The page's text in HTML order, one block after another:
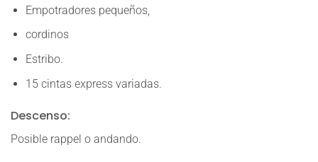
Empotradores pequeños,
cordinos
Estribo.
15 cintas express variadas.
Descenso:
Posible rappel o andando.